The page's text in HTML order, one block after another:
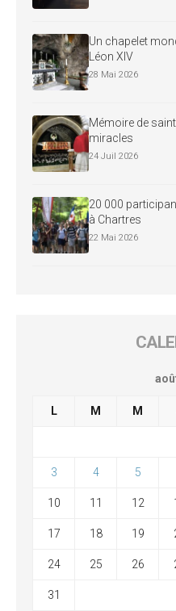
Un chapelet
Léon XIV
28 Mai 2026
Mémoire de
miracles
24 Juil 2026
20 000
à Chartres
22 Mai 2026
L M M
3 4 5
10 11 12
17 18 19
24 25 26
31